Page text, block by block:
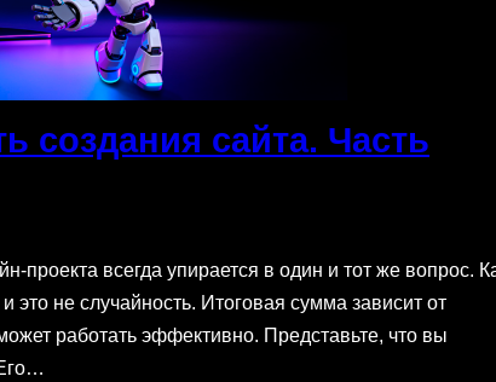
создания сайта. Часть
проекта всегда упирается в один и тот же вопрос.
не случайность. Итоговая сумма зависит от
работать эффективно. Представьте, что вы